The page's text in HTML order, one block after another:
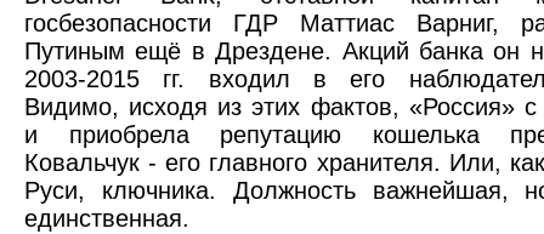
госбезопасности ГДР Маттиас Варниг,
Путиным ещё в Дрездене. Акций банка он
2003-2015 гг. входил в его
Видимо, исходя из этих фактов, «Россия» с
и приобрела репутацию кошелька
Ковальчук - его главного хранителя. Или,
Руси, ключника. Должность важнейшая,
единственная.